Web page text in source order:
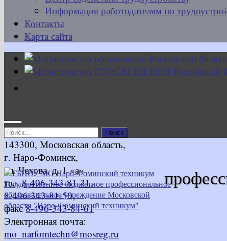
Информация работодателям по
Контакты
Карта сайта
Найти:
143300, Московская область,
г. Наро-Фоминск,
ул. Чехова, д. 1 «а»
тел.8-496-343-81-31,
8-496-343-81-50,
факс8-496-343-84-61
Электронная почта:
mo_narfomtechn@mosreg.ru